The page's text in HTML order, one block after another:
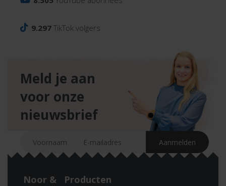
9.297 TikTok volgers
Meld je aan
voor onze
nieuwsbrief
Noor &
Producten